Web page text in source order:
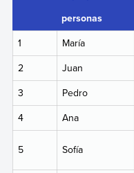
personas
1
María
2
Juan
3
Pedro
4
Ana
5 Sofía